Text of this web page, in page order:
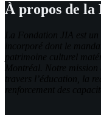
À propos de
La Fondation JIA est
incorporé dont le
patrimoine culturel
Montréal. Notre
travers l’éducation, la
renforcement des